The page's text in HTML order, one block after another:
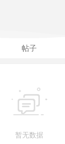
帖子

暂无数据